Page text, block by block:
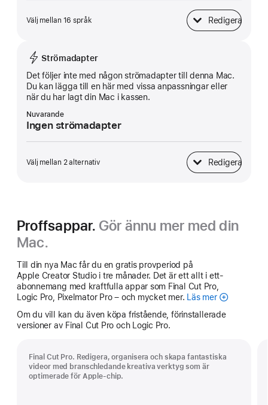
Välj mellan 16 språk Redigera
Tangentbord
Strömadapter
Det följer inte med någon strömadapter till denna Mac.
Du kan lägga till en här med vissa anpassningar eller
när du har lagt din Mac i kassen.
Nuvarande
Ingen strömadapter
Välj mellan 2 alternativ Redigera
Strömadapter
Proffsappar. Gör ännu mer med din
Mac.
Till din nya Mac får du en gratis provperiod på
Apple Creator Studio i tre månader. Det är ett allt i ett-
abonnemang med kraftfulla appar som Final Cut Pro,
Logic Pro, Pixelmator Pro – och mycket mer.
Läs merApple
Studio
Om du vill kan du även köpa fristående, förinstallerade
versioner av Final Cut Pro och Logic Pro.
Final Cut Pro. Redigera, organisera och skapa fantastiska
videor med branschledande kreativa verktyg som är
optimerade för Apple-chip.